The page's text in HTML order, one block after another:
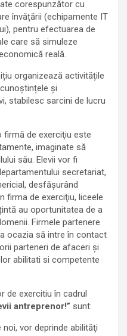
corespunzător cu
învățării (echipamente IT
pentru efectuarea de
care să simuleze
reală.
organizează activitățile
și
stabilesc sarcini de lucru
firmă de exerciţiu este
imaginate să
său. Elevii vor fi
secretariat,
desfăşurând
firma de exerciţiu, liceele
au oportunitatea de a
Firmele partenere
ocazia să intre în contact
parteneri de afaceri şi
abilitati si competente
de exercitiu în cadrul
antreprenor!” sunt:
vor deprinde abilităţi